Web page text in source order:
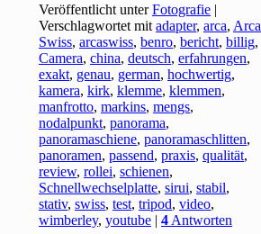
Veröffentlicht unter Fotografie |
Verschlagwortet mit adapter,arca, Arca
Swiss,arcaswiss,benro,bericht,billig,
Camera,china,deutsch,erfahrungen,
exakt, genau, german,hochwertig,
kamera,kirk,klemme,klemmen,
manfrotto,markins,mengs,
nodalpunkt,panorama,
panoramaschiene,panoramaschlitten,
panoramen,passend,praxis,qualität,
review,rollei,schienen,
Schnellwechselplatte,sirui,stabil,
stativ,swiss,test,tripod,video,
wimberley,youtube |4 Antworten